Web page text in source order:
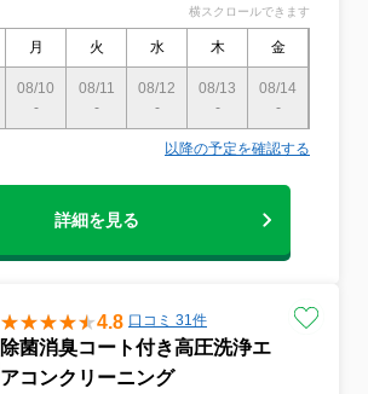
横スクロールできます
月 火 水 木 金
08/10
-
08/11
-
08/12
-
08/13
-
08/14
-
以降の予定を確認する
詳細を見る
4.8 口コミ 31件
除菌消臭コート付き高圧洗浄エ
アコンクリーニング